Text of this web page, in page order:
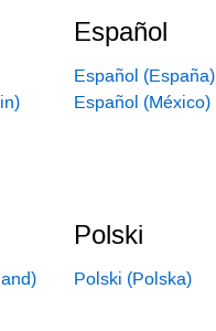
Español
Español (España)
Español (México)
Polski
Polski (Polska)